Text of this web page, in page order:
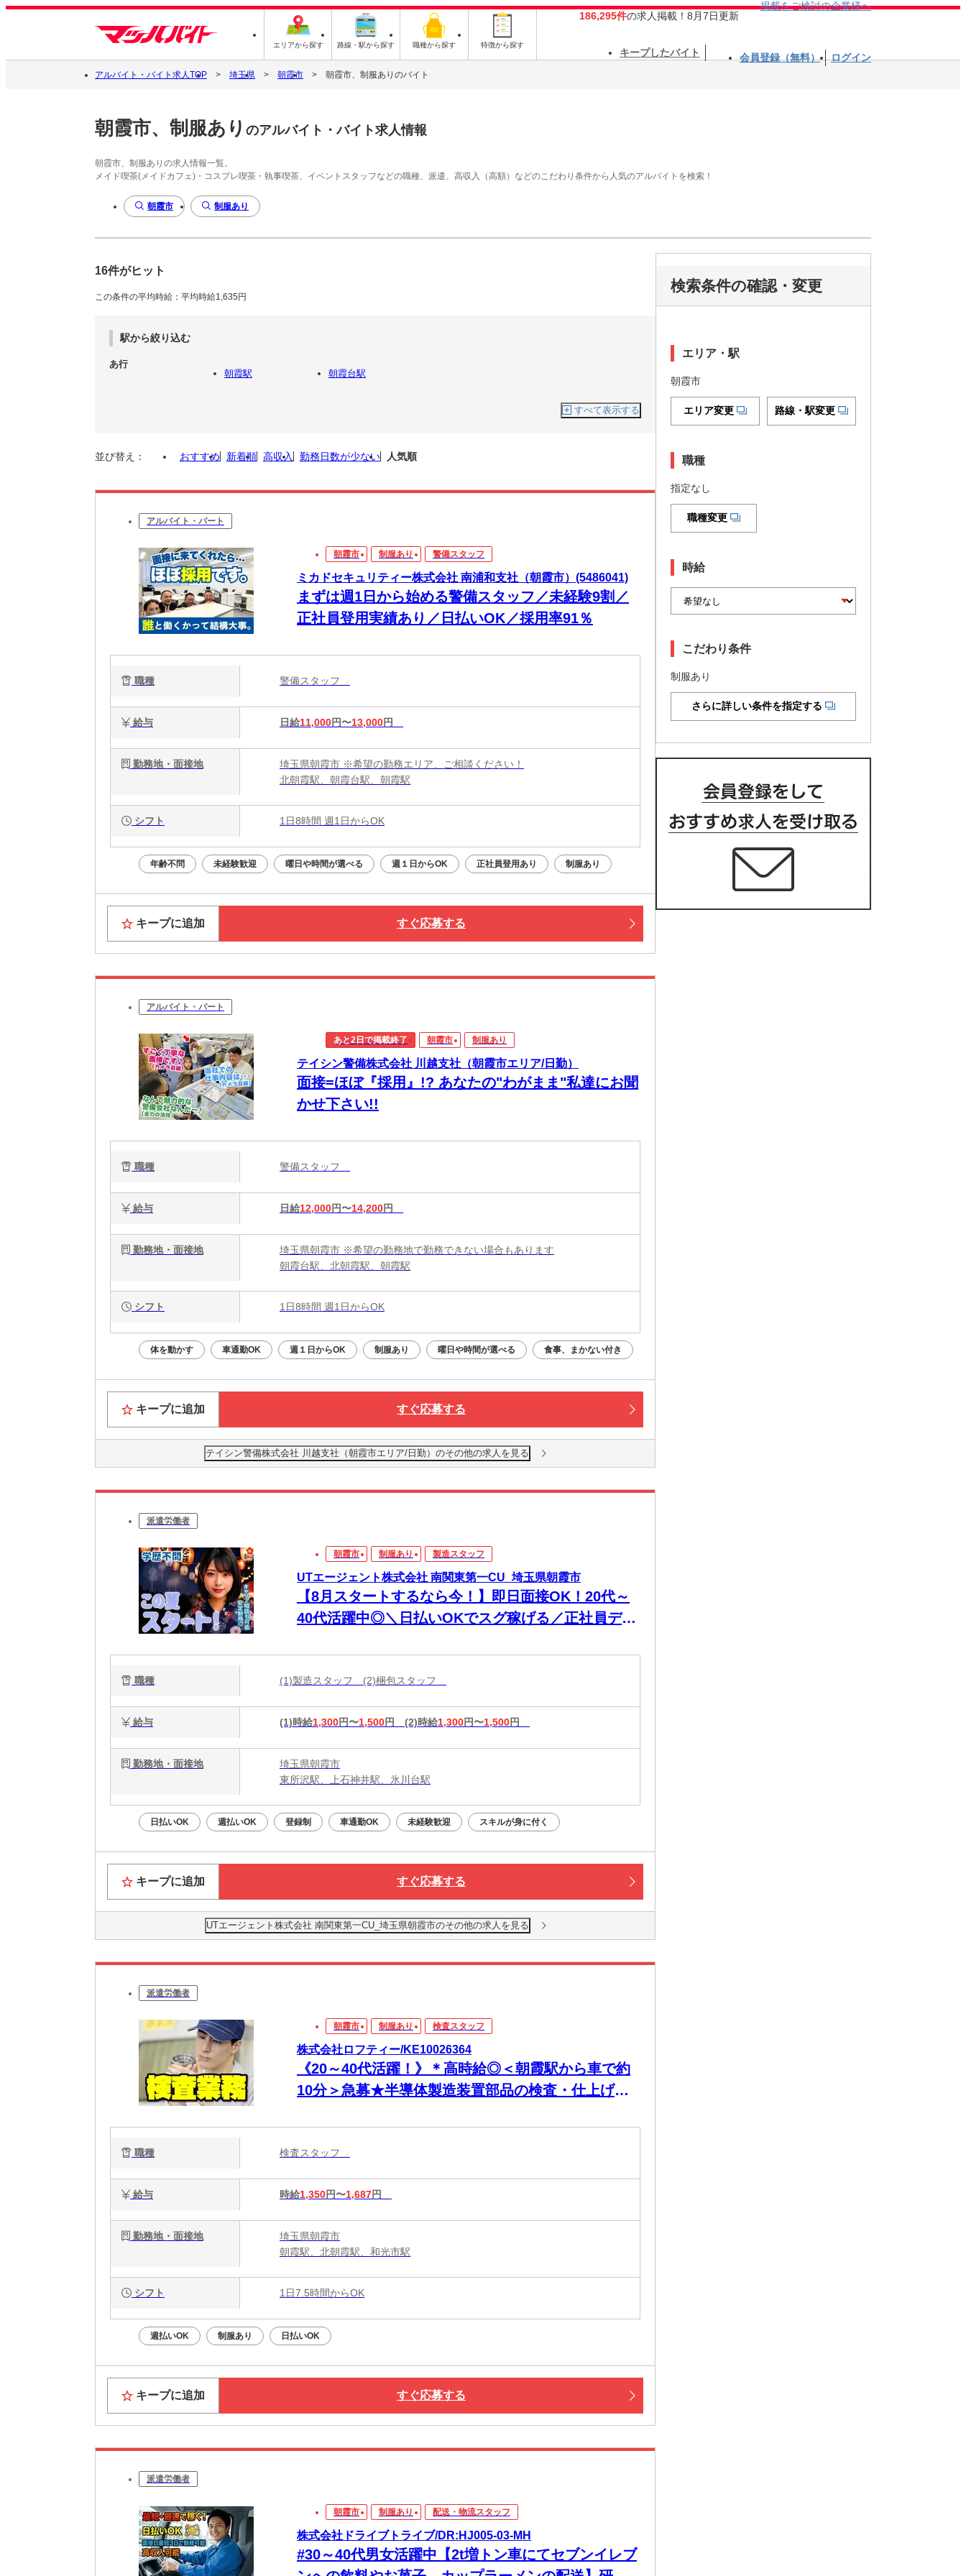
エリアから探す 路線・駅から探す 職種から探す 特徴から探す
186,295件の求人掲載！8月7日更新
掲載をご検討の企業様へ
キープしたバイト 会員登録（無料） ログイン
アルバイト・バイト求人TOP 埼玉県 朝霞市 朝霞市、制服ありのバイト
朝霞市、制服あり のアルバイト・バイト求人情報
朝霞市、制服ありの求人情報一覧。
メイド喫茶(メイドカフェ)・コスプレ喫茶・執事喫茶、イベントスタッフなどの職種、派遣、高収入（高額）などのこだわり条件から人気のアルバイトを検索！
朝霞市 制服あり
16件がヒット
この条件の平均時給：平均時給1,635円
駅から絞り込む
あ行
朝霞駅
朝霞台駅
すべて表示する
並び替え： おすすめ 新着順 高収入 勤務日数が少ない 人気順
アルバイト・パート
朝霞市 制服あり 警備スタッフ
ミカドセキュリティー株式会社 南浦和支社（朝霞市）(5486041)
まずは週1日から始める警備スタッフ／未経験9割／
正社員登用実績あり／日払いOK／採用率91％
職種 警備スタッフ
給与 日給11,000円〜13,000円
勤務地・面接地
埼玉県朝霞市 ※希望の勤務エリア、ご相談ください！
北朝霞駅、朝霞台駅、朝霞駅
シフト 1日8時間 週1日からOK
年齢不問 未経験歓迎 曜日や時間が選べる 週１日からOK 正社員登用あり 制服あり
キープに追加 すぐ応募する
アルバイト・パート
あと2日で掲載終了 朝霞市 制服あり
テイシン警備株式会社 川越支社（朝霞市エリア/日勤）
面接=ほぼ『採用』!? あなたの"わがまま"私達にお聞
かせ下さい!!
職種 警備スタッフ
給与 日給12,000円〜14,200円
勤務地・面接地
埼玉県朝霞市 ※希望の勤務地で勤務できない場合もあります
朝霞台駅、北朝霞駅、朝霞駅
シフト 1日8時間 週1日からOK
体を動かす 車通勤OK 週１日からOK 制服あり 曜日や時間が選べる 食事、まかない付き
キープに追加 すぐ応募する
テイシン警備株式会社 川越支社（朝霞市エリア/日勤）のその他の求人を見る
派遣労働者
朝霞市 制服あり 製造スタッフ
UTエージェント株式会社 南関東第一CU_埼玉県朝霞市
【8月スタートするなら今！】即日面接OK！20代～
40代活躍中◎＼日払いOKでスグ稼げる／正社員デビ
職種 (1)製造スタッフ (2)梱包スタッフ
給与 (1)時給1,300円〜1,500円 (2)時給1,300円〜1,500円
勤務地・面接地
埼玉県朝霞市
東所沢駅、上石神井駅、氷川台駅
日払いOK 週払いOK 登録制 車通勤OK 未経験歓迎 スキルが身に付く
キープに追加 すぐ応募する
UTエージェント株式会社 南関東第一CU_埼玉県朝霞市のその他の求人を見る
派遣労働者
朝霞市 制服あり 検査スタッフ
株式会社ロフティー/KE10026364
《20～40代活躍！》＊高時給◎＜朝霞駅から車で約
10分＞急募★半導体製造装置部品の検査・仕上げ作
職種 検査スタッフ
給与 時給1,350円〜1,687円
勤務地・面接地
埼玉県朝霞市
朝霞駅、北朝霞駅、和光市駅
シフト 1日7.5時間からOK
週払いOK 制服あり 日払いOK
キープに追加 すぐ応募する
派遣労働者
朝霞市 制服あり 配送・物流スタッフ
株式会社ドライブトライブ/DR:HJ005-03-MH
#30～40代男女活躍中【2t増トン車にてセブンイレブ
検索条件の確認・変更
エリア・駅
朝霞市
エリア変更 路線・駅変更
職種
指定なし
職種変更
時給
こだわり条件
制服あり
さらに詳しい条件を指定する